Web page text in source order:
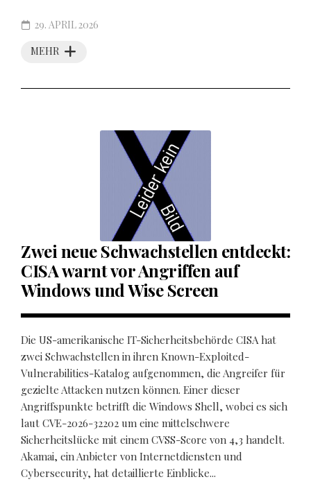
MEHR
29. APRIL 2026
Zwei neue Schwachstellen entdeckt:
CISA warnt vor Angriffen auf
Windows und Wise Screen
Die US-amerikanische IT-Sicherheitsbehörde CISA hat
zwei Schwachstellen in ihren Known-Exploited-
Vulnerabilities-Katalog aufgenommen, die Angreifer für
gezielte Attacken nutzen können. Einer dieser
Angriffspunkte betrifft die Windows Shell, wobei es sich
laut CVE-2026-32202 um eine mittelschwere
Sicherheitslücke mit einem CVSS-Score von 4,3 handelt.
Akamai, ein Anbieter von Internetdiensten und
Cybersecurity, hat detaillierte Einblicke...